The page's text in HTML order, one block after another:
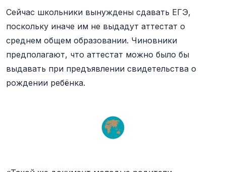
Сейчас школьники вынуждены сдавать ЕГЭ,
поскольку иначе им не выдадут аттестат о
среднем общем образовании. Чиновники
предполагают, что аттестат можно было бы
выдавать при предъявлении свидетельства о
рождении ребёнка.